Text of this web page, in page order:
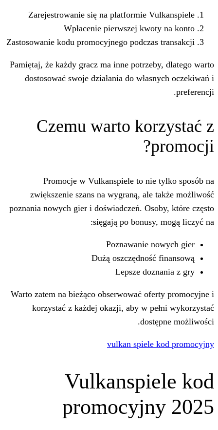
Zarejestrowanie się na platformie
Wpłacenie pierwszej
Zastosowanie kodu promocyjnego
Pamiętaj, że każdy gracz ma inne
dostosować swoje działania do
Czemu warto
Promocje w Vulkanspiele to
zwiększenie szans na wygraną,
poznania nowych gier i doświadczeń.
sięgają po
Poznawanie
Dużą
Lepsze
Warto zatem na bieżąco obserwować
korzystać z każdej okazji, aby w
vulkan